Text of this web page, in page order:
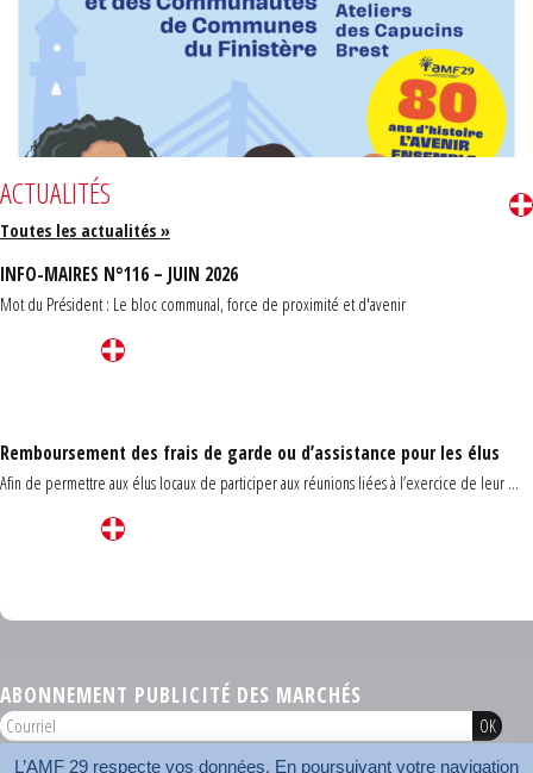
ACTUALITÉS
Toutes les actualités »
INFO-MAIRES N°116 – JUIN 2026
Mot du Président : Le bloc communal, force de proximité et d'avenir
Remboursement des frais de garde ou d’assistance pour les élus
Afin de permettre aux élus locaux de participer aux réunions liées à l’exercice de leur ...
ABONNEMENT PUBLICITÉ DES MARCHÉS
L’AMF 29 respecte vos données. En poursuivant votre navigation